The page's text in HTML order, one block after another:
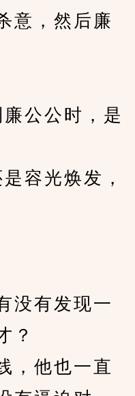
意，然后廉
公公时，是
容光焕发，
有发现一
？
他也一直